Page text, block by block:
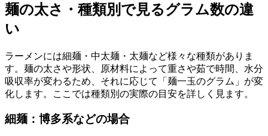
麺の太さ・種類別で見るグラム数の違
い
ラーメンには細麺・中太麺・太麺など様々な種類がありま
す。麺の太さや形状、原材料によって重さや茹で時間、水分
吸収率が変わるため、それに応じて「麺一玉のグラム」が変
化します。ここでは種類別の実際の目安を詳しく見ます。
細麺：博多系などの場合